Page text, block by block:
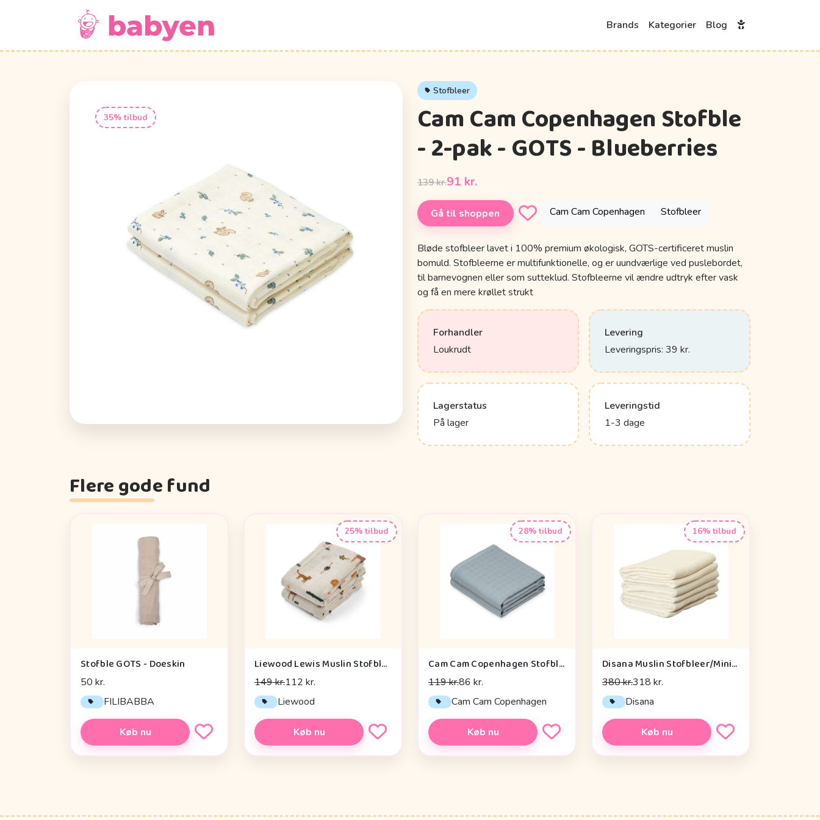
Brands Kategorier Blog
35% tilbud
Stofbleer
Cam Cam Copenhagen Stofble
- 2-pak - GOTS - Blueberries
139 kr.91 kr.
Gå til shoppen Cam Cam Copenhagen Stofbleer
Bløde stofbleer lavet i 100% premium økologisk, GOTS-certificeret muslin
bomuld. Stofbleerne er multifunktionelle, og er uundværlige ved puslebordet,
til barnevognen eller som sutteklud. Stofbleerne vil ændre udtryk efter vask
og få en mere krøllet strukt
Forhandler
Loukrudt
Levering
Leveringspris: 39 kr.
Lagerstatus
På lager
Leveringstid
1-3 dage
Flere gode fund
Stofble GOTS - Doeskin
50 kr.
FILIBABBA
Køb nu
25% tilbud
Liewood Lewis Muslin Stofbleer - 2-pak - Safari/Sandy Mix
149 kr.112 kr.
Liewood
Køb nu
28% tilbud
Cam Cam Copenhagen Stofble - 2-pak - GOTS - Florentine Blue
119 kr.86 kr.
Cam Cam Copenhagen
Køb nu
16% tilbud
Disana Muslin Stofbleer/Minisvøb - 10 stk. - 80x80cm. - Natur
380 kr.318 kr.
Disana
Køb nu